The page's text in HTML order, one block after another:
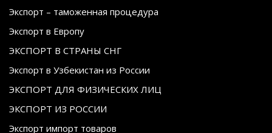
Экспорт – таможенная процедура
Экспорт в Европу
ЭКСПОРТ В СТРАНЫ СНГ
Экспорт в Узбекистан из России
ЭКСПОРТ ДЛЯ ФИЗИЧЕСКИХ ЛИЦ
ЭКСПОРТ ИЗ РОССИИ
Экспорт импорт товаров